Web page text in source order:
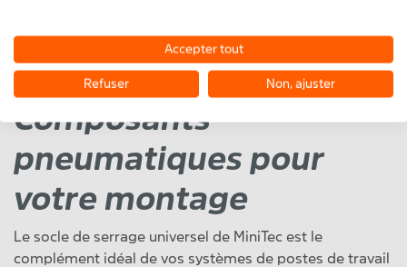
Composants
pneumatiques pour
votre montage
Le socle de serrage universel de MiniTec est le
complément idéal de vos systèmes de postes de travail
Accepter tout
Refuser Non, ajuster